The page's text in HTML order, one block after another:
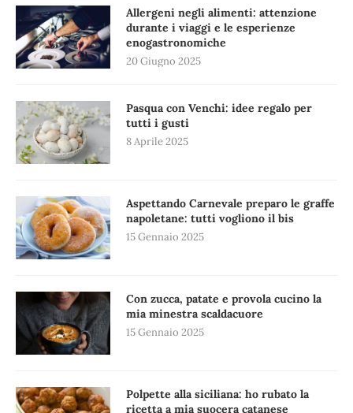
Allergeni negli alimenti: attenzione
durante i viaggi e le esperienze
enogastronomiche
20 Giugno 2025
Pasqua con Venchi: idee regalo per
tutti i gusti
8 Aprile 2025
Aspettando Carnevale preparo le graffe
napoletane: tutti vogliono il bis
15 Gennaio 2025
Con zucca, patate e provola cucino la
mia minestra scaldacuore
15 Gennaio 2025
Polpette alla siciliana: ho rubato la
ricetta a mia suocera catanese